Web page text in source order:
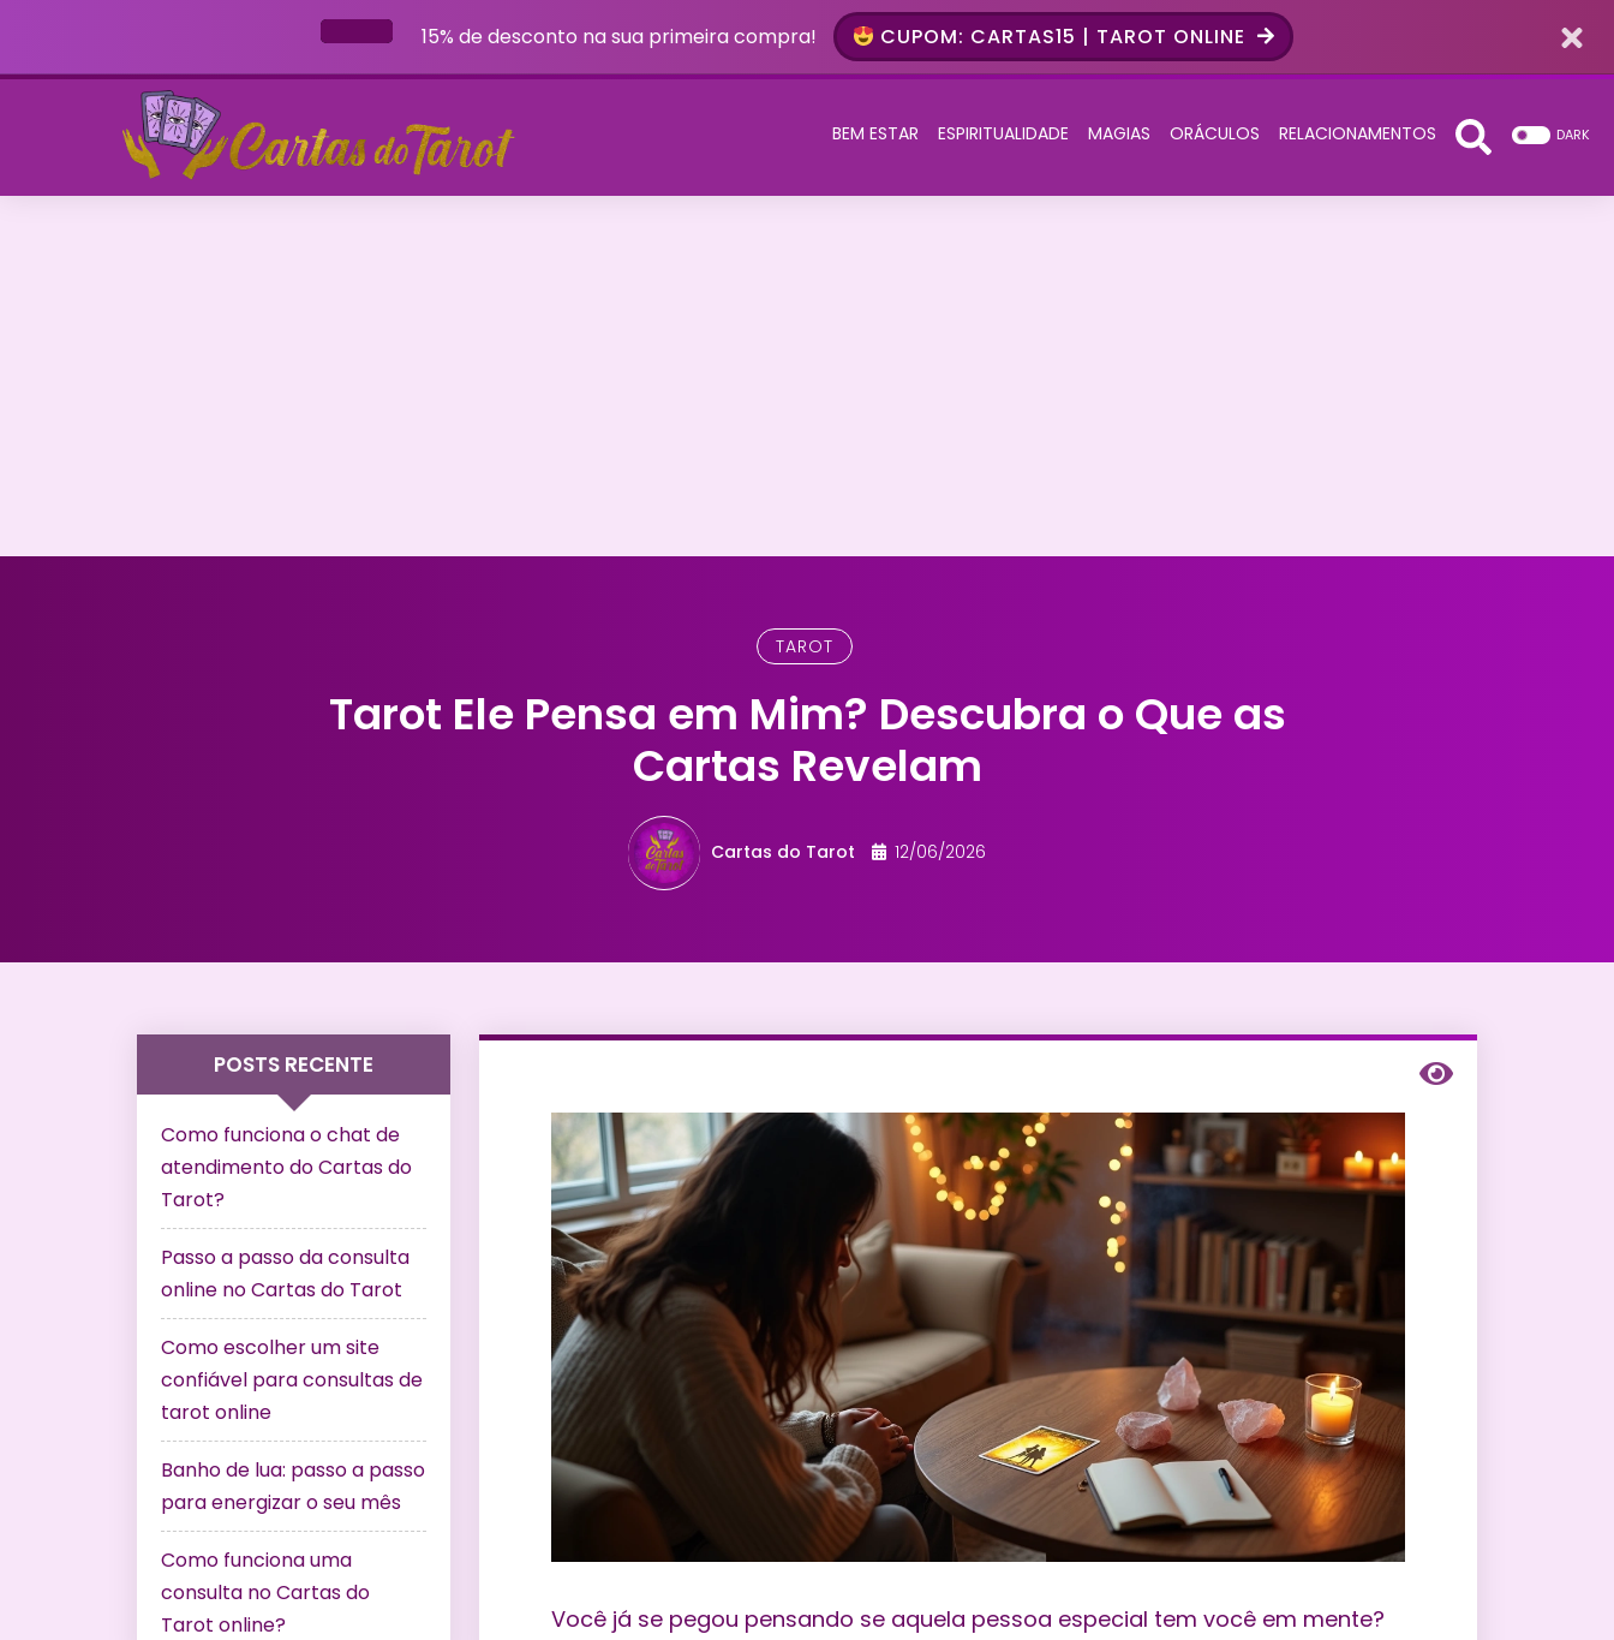
15% de desconto na sua primeira compra! CUPOM: CARTAS15 | TAROT ONLINE
BEM ESTAR ESPIRITUALIDADE MAGIAS ORÁCULOS RELACIONAMENTOS DARK
TAROT
Tarot Ele Pensa em Mim? Descubra o Que as
Cartas Revelam
Cartas do Tarot 12/06/2026
Você já se pegou pensando se aquela pessoa especial tem você em mente?
POSTS RECENTE
Como funciona o chat de
atendimento do Cartas do
Tarot?
Passo a passo da consulta
online no Cartas do Tarot
Como escolher um site
confiável para consultas de
tarot online
Banho de lua: passo a passo
para energizar o seu mês
Como funciona uma
consulta no Cartas do
Tarot online?